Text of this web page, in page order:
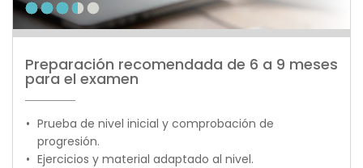
Preparación recomendada de 6 a 9 meses
para el examen
Prueba de nivel inicial y comprobación de
progresión.
Ejercicios y material adaptado al nivel.